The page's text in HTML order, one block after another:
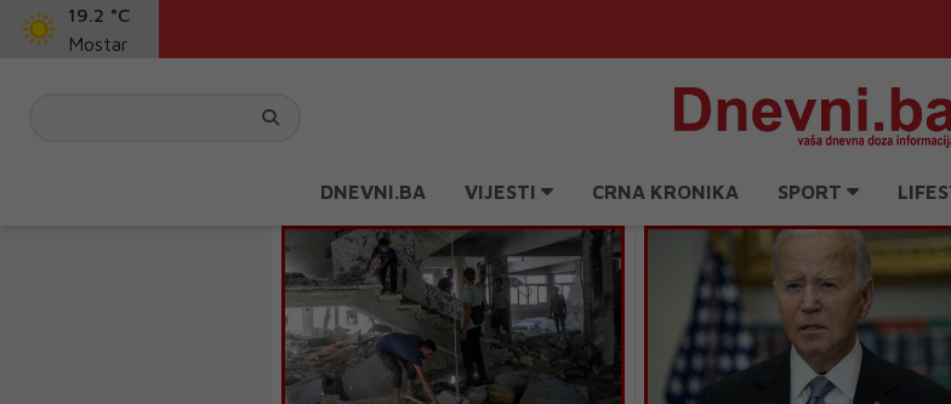
19.2 °C
Mostar
DNEVNI.BA VIJESTI CRNA KRONIKA SPORT